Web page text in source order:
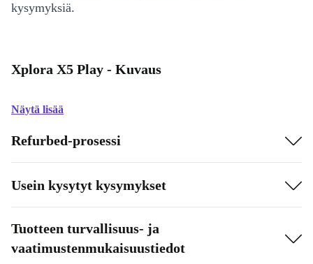
kysymyksiä.
Xplora X5 Play - Kuvaus
Näytä lisää
Refurbed-prosessi
Usein kysytyt kysymykset
Tuotteen turvallisuus- ja
vaatimustenmukaisuustiedot